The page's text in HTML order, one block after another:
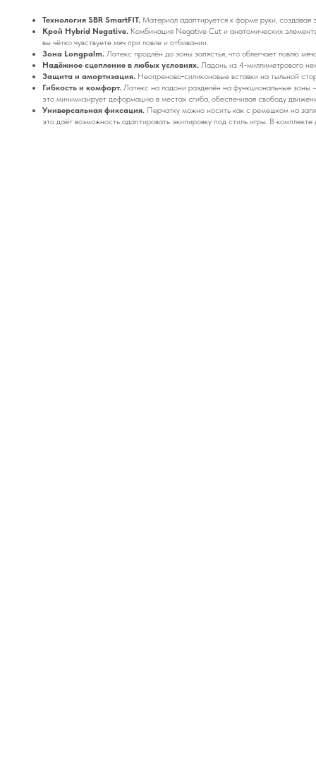
Технология SBR SmartFIT. Материал адаптируется к форме руки, создавая
Крой Hybrid Negative. Комбинация Negative Cut и анатомических
вы чётко чувствуете мяч при ловле и отбивании.
Зона Longpalm. Латекс продлён до зоны запястья, что облегчает ловлю
Надёжное сцепление в любых условиях. Ладонь из 4‑миллиметрового
Защита и амортизация. Неопреново‑силиконовые вставки на тыльной
Гибкость и комфорт. Латекс на ладони разделён на функциональные зоны
это минимизирует деформацию в местах сгиба, обеспечивая свободу
Универсальная фиксация. Перчатку можно носить как с ремешком на
это даёт возможность адаптировать экипировку под стиль игры. В